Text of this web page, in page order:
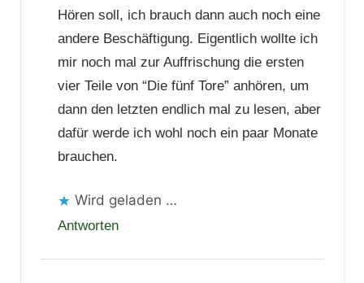
Hören soll, ich brauch dann auch noch eine
andere Beschäftigung. Eigentlich wollte ich
mir noch mal zur Auffrischung die ersten
vier Teile von “Die fünf Tore” anhören, um
dann den letzten endlich mal zu lesen, aber
dafür werde ich wohl noch ein paar Monate
brauchen.
Wird geladen …
Antworten